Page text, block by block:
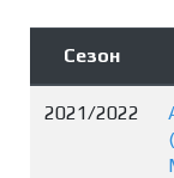
Сезон
2021/2022